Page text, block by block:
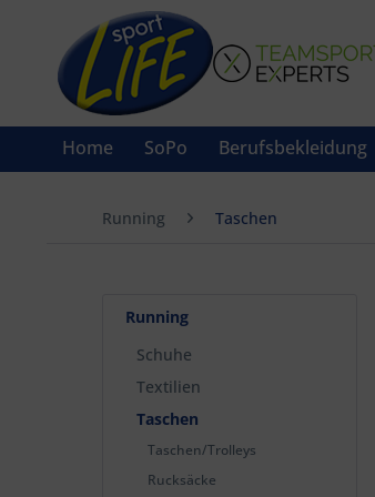
Home SoPo Berufsbekleidung
Running Taschen
Running
Schuhe
Textilien
Taschen
Taschen/Trolleys
Rucksäcke